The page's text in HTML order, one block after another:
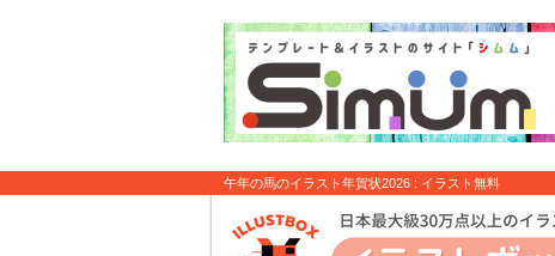
午年の馬のイラスト年賀状2026 : イラスト無料